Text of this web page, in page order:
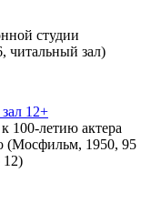
студии
читальный зал)
12+
100-летию актера
(Мосфильм, 1950, 95
12)